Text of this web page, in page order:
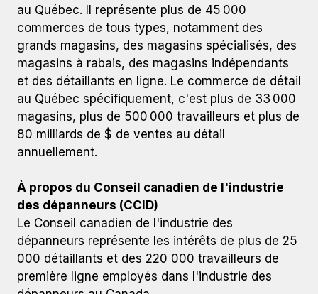
au Québec. Il représente plus de 45 000
commerces de tous types, notamment des
grands magasins, des magasins spécialisés, des
magasins à rabais, des magasins indépendants
et des détaillants en ligne. Le commerce de détail
au Québec spécifiquement, c'est plus de 33 000
magasins, plus de 500 000 travailleurs et plus de
80 milliards de $ de ventes au détail
annuellement.
À propos du Conseil canadien de l'industrie
des dépanneurs (CCID)
Le Conseil canadien de l'industrie des
dépanneurs représente les intérêts de plus de 25
000 détaillants et des 220 000 travailleurs de
première ligne employés dans l'industrie des